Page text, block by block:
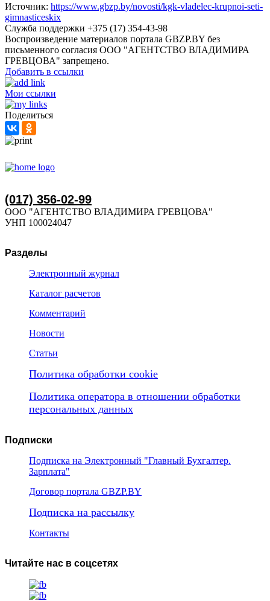
Источник: https://www.gbzp.by/novosti/kgk-vladelec-krupnoi-seti-
gimnasticeskix
Служба поддержки +375 (17) 354-43-98
Воспроизведение материалов портала GBZP.BY без
письменного согласия OOO "АГЕНТСТВО ВЛАДИМИРА
ГРЕВЦОВА" запрещено.
Добавить в ссылки
Мои ссылки
Поделиться
(017) 356-02-99
ООО "АГЕНТСТВО ВЛАДИМИРА ГРЕВЦОВА"
УНП 100024047
Разделы
Электронный журнал
Каталог расчетов
Комментарий
Новости
Статьи
Политика обработки cookie
Политика оператора в отношении обработки
персональных данных
Подписки
Подписка на Электронный "Главный Бухгалтер.
Зарплата"
Договор портала GBZP.BY
Подписка на рассылку
Контакты
Читайте нас в соцсетях